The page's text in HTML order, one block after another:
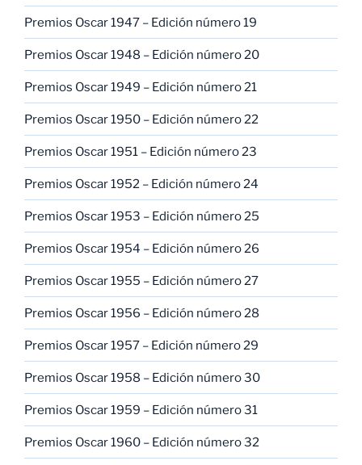
Premios Oscar 1947 – Edición número 19
Premios Oscar 1948 – Edición número 20
Premios Oscar 1949 – Edición número 21
Premios Oscar 1950 – Edición número 22
Premios Oscar 1951 – Edición número 23
Premios Oscar 1952 – Edición número 24
Premios Oscar 1953 – Edición número 25
Premios Oscar 1954 – Edición número 26
Premios Oscar 1955 – Edición número 27
Premios Oscar 1956 – Edición número 28
Premios Oscar 1957 – Edición número 29
Premios Oscar 1958 – Edición número 30
Premios Oscar 1959 – Edición número 31
Premios Oscar 1960 – Edición número 32